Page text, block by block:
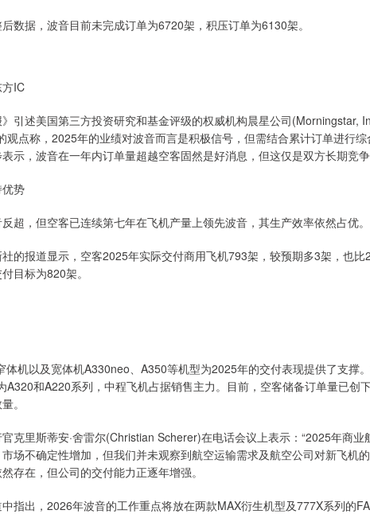
数据，波音目前未完成订单为6720架，积压订单为6130架。
IC
引述美国第三方投资研究和基金评级的权威机构晨星公司(Morningstar,
观点称，2025年的业绩对波音而言是积极信号，但需结合累计订单进行
示，波音在一年内订单量超越空客固然是好消息，但这仅是双方长期竞争
势
超，但空客已连续第七年在飞机产量上领先波音，其生产效率依然占优。
的报道显示，空客2025年实际交付商用飞机793架，较预期多3架，也
目标为820架。
体机以及宽体机A330neo、A350等机型为2025年的交付表现提供了支撑
A320和A220系列，中程飞机占据销售主力。目前，空客储备订单量已创
。
克里斯蒂安·舍雷尔(Christian Scherer)在电话会议上表示：“2025年商
场不确定性增加，但我们并未观察到航空运输需求及航空公司对新飞机
存在，但公司的交付能力正逐年增强。
中指出，2026年波音的工作重点将放在两款MAX衍生机型及777X系列的